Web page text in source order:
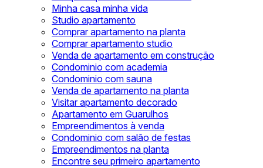
Minha casa minha vida
Studio apartamento
Comprar apartamento na planta
Comprar apartamento studio
Venda de apartamento em construção
Condominio com academia
Condominio com sauna
Venda de apartamento na planta
Visitar apartamento decorado
Apartamento em Guarulhos
Empreendimentos à venda
Condominio com salão de festas
Empreendimentos na planta
Encontre seu primeiro apartamento